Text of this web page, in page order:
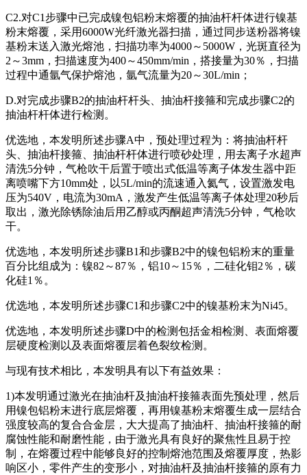
C2.对C1步骤中已完成镍包铝粉末熔覆的抽油杆杆体进行镍基
粉末熔覆，采用6000W光纤激光器扫描，通过同步送粉器将镍
基粉末送入激光熔池，扫描功率为4000～5000W，光斑直径为
2～3mm，扫描速度为400～450mm/min，搭接量为30％，扫描
过程中通氩气保护熔池，氩气流量为20～30L/min；
D.对完成步骤B2的抽油杆杆头、抽油杆接箍和完成步骤C2的
抽油杆杆体进行检测。
优选地，本发明所述步骤A中，预处理过程为：将抽油杆杆
头、抽油杆接箍、抽油杆杆体进行喷砂处理，用去离子水超声
清洗5分钟，气枪吹干后置于喷出式低温等离子体发生器中距
离喷嘴下方10mm处，以5L/min的流速通入氦气，设置激发电
压为540V，电流为30mA，激发产生低温等离子体处理20秒后
取出，激光除锈除油后用乙醇或丙酮超声清洗5分钟，气枪吹
干。
优选地，本发明所述步骤B1和步骤B2中的镍包铝粉末的重量
百分比组成为：镍82～87％，铝10～15％，二硅化钼2％，碳
化硅1％。
优选地，本发明所述步骤C1和步骤C2中的镍基粉末为Ni45。
优选地，本发明所述步骤D中的检测包括金相检测、表面熔覆
层硬度检测以及表面熔覆层着色裂纹检测。
与现有技术相比，本发明具有以下有益效果：
1)本发明通过激光在抽油杆及抽油杆接箍表面先预处理，然后
用镍包铝粉末进行底层熔覆，再用镍基粉末熔覆生成一层结合
强度较高的复合合金层，大大提高了抽油杆、抽油杆接箍的耐
腐蚀性能和耐磨性能，由于激光具有良好的聚焦性且易于控
制，在熔覆过程中能够良好的控制熔池范围及熔覆厚度，热影
响区小，零件产生的变形小，对抽油杆及抽油杆接箍的原有力